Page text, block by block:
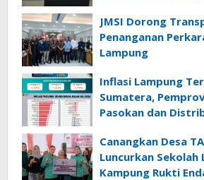
JMSI Dorong
Penanganan
Lampung
Inflasi Lampung
Sumatera,
Pasokan dan
Canangkan Desa
Luncurkan Sekolah
Kampung Rukti